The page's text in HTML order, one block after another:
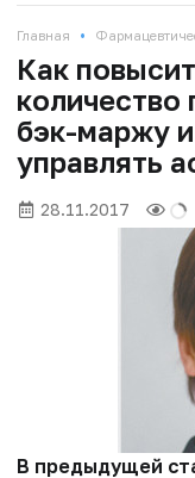
Главная •
Как
количество
бэк-маржу
управлять
28.11.2017
В предыдущей